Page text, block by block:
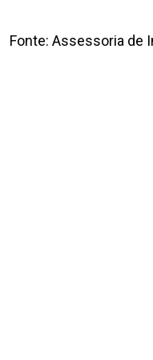
Fonte: Assessoria de